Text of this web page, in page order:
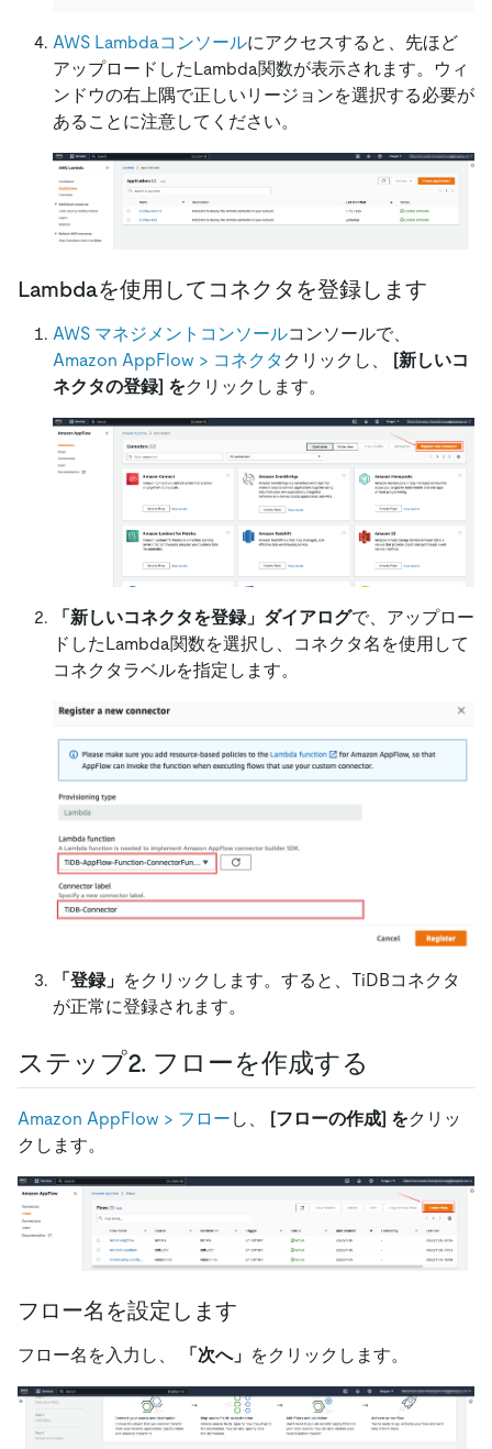
AWS Lambdaコンソールにアクセスすると、先ほど
アップロードしたLambda関数が表示されます。ウィ
ンドウの右上隅で正しいリージョンを選択する必要が
あることに注意してください。
Lambdaを使用してコネクタを登録します
AWS マネジメントコンソールコンソールで、
Amazon AppFlow > コネクタ クリックし、 [新しいコ
ネクタの登録] をクリックします。
「新しいコネクタを登録」ダイアログで、アップロー
ドしたLambda関数を選択し、コネクタ名を使用して
コネクタラベルを指定します。
「登録」 をクリックします。すると、TiDBコネクタ
が正常に登録されます。
ステップ2. フローを作成する
Amazon AppFlow > フロー し、 [フローの作成] をクリッ
クします。
フロー名を設定します
フロー名を入力し、 「次へ」 をクリックします。